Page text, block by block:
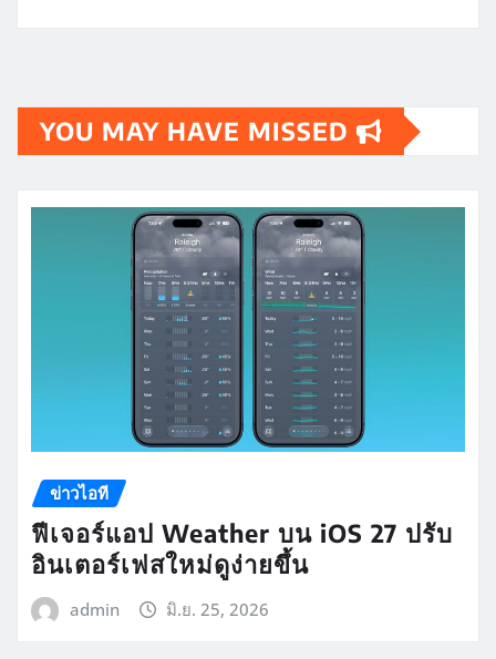
YOU MAY HAVE MISSED
ข่าวไอที
ฟีเจอร์แอป Weather บน iOS 27 ปรับ
อินเตอร์เฟสใหม่ดูง่ายขึ้น
admin มิ.ย. 25, 2026